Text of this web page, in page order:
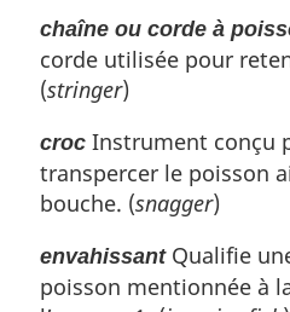
e
n
c
d
e
l
n
o
t
chaîne ou corde à
corde utilisée pour
(stringer)
croc Instrument conçu
transpercer le poisson
bouche. (snagger)
envahissantQualifie
poisson mentionnée à